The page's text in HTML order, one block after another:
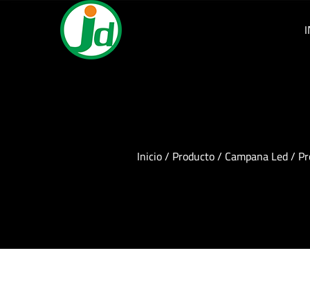
Inicio/ Producto/ Campana Led/